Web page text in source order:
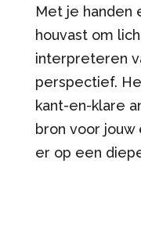
Met je handen
houvast om
interpreteren
perspectief.
kant-en-klare
bron voor
er op een